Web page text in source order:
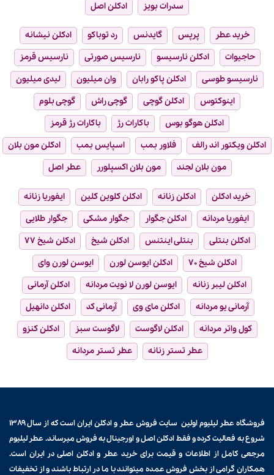
سدرات بویز
ادکلن اصل
خرید عطر پرپس گایدنس رد توباکو
ادکلن نیشانه
حاجیوات
ادکلن نارسیسو نارسیس صورتی
نارسیس قرمز
نارسیسو طوسی
ادکلن پاکو رابان وان میلیون
لیدی میلیون
اینوکتوس
ادکلن گوچی گوچی راش
گوچی بلوم
ادکلن هوگو بوس
باکارات رژ
باکارات رژ قرمز
ادکلن ویکتور اند رالف
فلاور بمب اسپایس بمب
ادکلن مون بلان
مون بلان لجند
مون بلان اکسپلورر عطر اصل
خرید ادکلن ادکلن زنانه ادکلن کلوین کلین
ایفوریا زنانه
ایفوریا مردانه
ادکلن جگوار جگوار مشکی
جگوار طلایی
ادکلن بنتلی
بنتلی اینتنس ادکلن شیخ
ادکلن شیخ ۷۷
ادکلن شیخ ۷۰
ادکلن ایوسن لورن
ایوسن لورن وای
ادکلن لیبر زنانه
ایوسن لورن لا نویت مردانه
ادکلن آرمانی
آرمانی یو مردانه
ادکلن مای وی آرمانی کد
ادکلن دانهیل
کول واتر مردانه
ادکلن لاگوست لاگوست سبز
ادکلن کنزو
عطر تستر زنانه
عطر تستر مردانه
فروشگاه عطر لیلیوم اولین سایت فروشعطر و ادکلن
ایران است که از سال ۱۳۸۹
شروع به فعالیت کرده و فقط ادکلن اصل و اورجینال به فروش میرساند. عطر لیلیوم
مرجعی کامل از اطلاعات و قیمت برایخرید عطر و ادکلن اصلی در ایران است.
همکاران گرامی از بخش فروش عمده میتوانند با ما در ارتباط باشند و از تخفیفات